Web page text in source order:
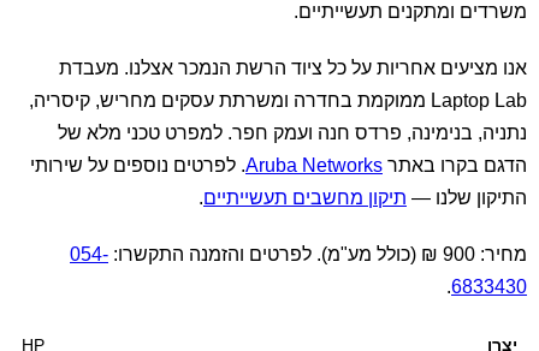
משרדים ומתקנים תעשייתיים.
אנו מציעים אחריות על כל ציוד הרשת הנמכר אצלנו. מעבדת
Laptop Lab ממוקמת בחדרה ומשרתת עסקים מחריש, קיסריה,
נתניה, בנימינה, פרדס חנה ועמק חפר. למפרט טכני מלא של
הדגם בקרו באתר Aruba Networks. לפרטים נוספים על שירותי
התיקון שלנו — תיקון מחשבים תעשייתיים.
מחיר: 900 ₪ (כולל מע"מ). לפרטים והזמנה התקשרו:
054-
6833430
.
יצרן HP